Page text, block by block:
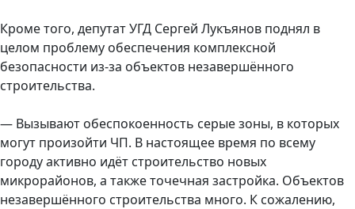
Кроме того, депутат УГД Сергей Лукъянов поднял в
целом проблему обеспечения комплексной
безопасности из-за объектов незавершённого
строительства.
— Вызывают обеспокоенность серые зоны, в которых
могут произойти ЧП. В настоящее время по всему
городу активно идёт строительство новых
микрорайонов, а также точечная застройка. Объектов
незавершённого строительства много. К сожалению,